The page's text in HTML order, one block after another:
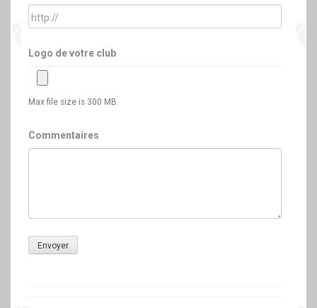
Logo de votre club
Max file size is 300 MB.
Commentaires